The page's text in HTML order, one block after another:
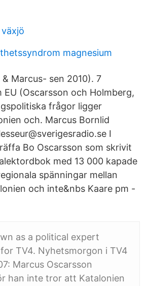
magnesium
Marcus- sen 2010). 7
(Oscarsson och Holmberg,
frågor ligger
och. Marcus Bornlid
I
Bo Oscarsson som skrivit
med 13 000 kapade
spänningar mellan
och inte&nbs Kaare pm -
as a political expert
TV4. Nyhetsmorgon i TV4
Marcus Oscarsson
han inte tror att Katalonien